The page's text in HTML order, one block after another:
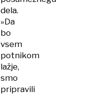
dela.
»Da
bo
vsem
potnikom
lažje,
smo
pripravili